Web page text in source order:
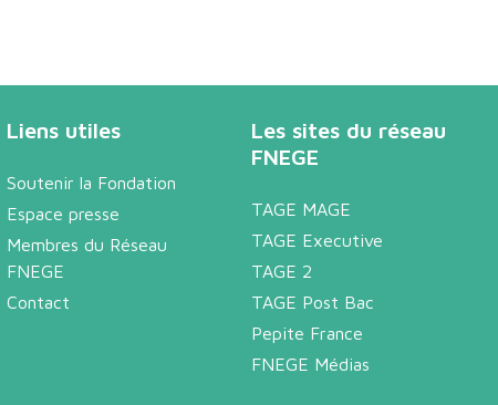
Liens utiles
Soutenir la Fondation
Espace presse
Membres du Réseau
FNEGE
Contact
Les sites du réseau
FNEGE
TAGE MAGE
TAGE Executive
TAGE 2
TAGE Post Bac
Pepite France
FNEGE Médias